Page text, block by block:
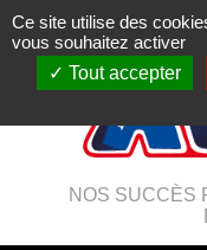
NOS SUCCÈS
Ce site utilise des
vous souhaitez activer
Tout accepter